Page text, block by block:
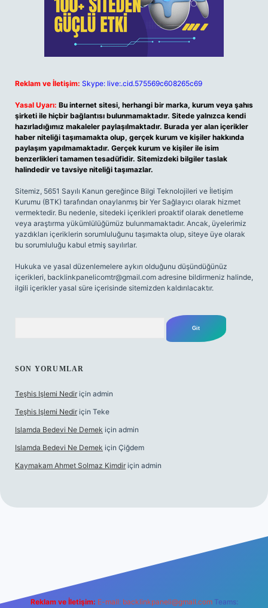
Reklam ve İletişim: Skype: live:.cid.575569c608265c69
Yasal Uyarı: Bu internet sitesi, herhangi bir marka, kurum veya şahıs
şirketi ile hiçbir bağlantısı bulunmamaktadır. Sitede yalnızca kendi
hazırladığımız makaleler paylaşılmaktadır. Burada yer alan içerikler
haber niteliği taşımamakta olup, gerçek kurum ve kişiler hakkında
paylaşım yapılmamaktadır. Gerçek kurum ve kişiler ile isim
benzerlikleri tamamen tesadüfidir. Sitemizdeki bilgiler taslak
halindedir ve tavsiye niteliği taşımazlar.
Sitemiz, 5651 Sayılı Kanun gereğince Bilgi Teknolojileri ve İletişim
Kurumu (BTK) tarafından onaylanmış bir Yer Sağlayıcı olarak hizmet
vermektedir. Bu nedenle, sitedeki içerikleri proaktif olarak denetleme
veya araştırma yükümlülüğümüz bulunmamaktadır. Ancak, üyelerimiz
yazdıkları içeriklerin sorumluluğunu taşımakta olup, siteye üye olarak
bu sorumluluğu kabul etmiş sayılırlar.
Hukuka ve yasal düzenlemelere aykırı olduğunu düşündüğünüz
içerikleri, backlinkpanelicomtr@gmail.com adresine bildirmeniz halinde,
ilgili içerikler yasal süre içerisinde sitemizden kaldırılacaktır.
SON YORUMLAR
Teşhis Işlemi Nedir için admin
Teşhis Işlemi Nedir için Teke
Islamda Bedevi Ne Demek için admin
Islamda Bedevi Ne Demek için Çiğdem
Kaymakam Ahmet Solmaz Kimdir için admin
Reklam ve İletişim: E-mail: backlinkpaneli@gmail.com Teams: